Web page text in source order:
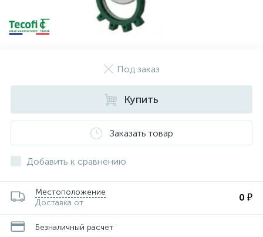
Под заказ
Купить
Заказать товар
Добавить к сравнению
Местоположение
Доставка от
0 ₽
Безналичный расчет